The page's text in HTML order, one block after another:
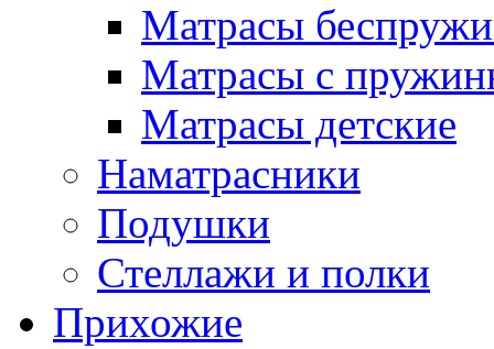
Матрасы
Матрасы с
Матрасы детские
Наматрасники
Подушки
Стеллажи и полки
Прихожие